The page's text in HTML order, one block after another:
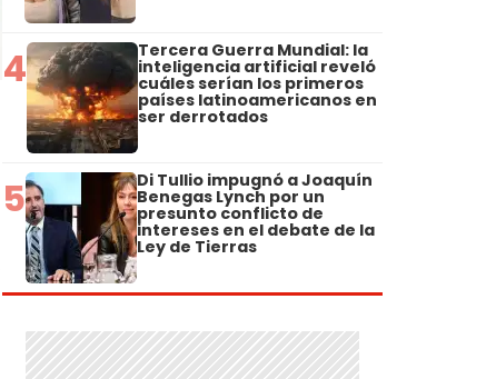
4 Tercera Guerra Mundial: la
inteligencia artificial reveló
cuáles serían los primeros
países latinoamericanos en
ser derrotados
5 Di Tullio impugnó a Joaquín
Benegas Lynch por un
presunto conflicto de
intereses en el debate de la
Ley de Tierras